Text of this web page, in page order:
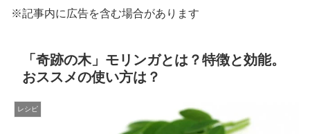
※記事内に広告を含む場合があります
「奇跡の木」モリンガとは？特徴と効能。
おススメの使い方は？
レシピ